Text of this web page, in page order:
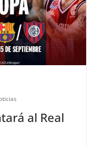
al Real